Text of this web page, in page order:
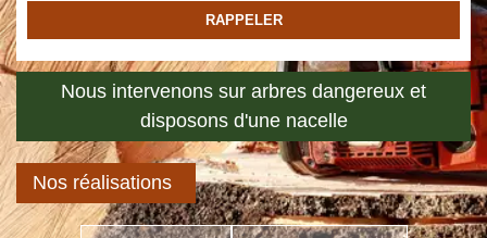
Nous intervenons sur arbres dangereux et
disposons d'une nacelle
Nos réalisations